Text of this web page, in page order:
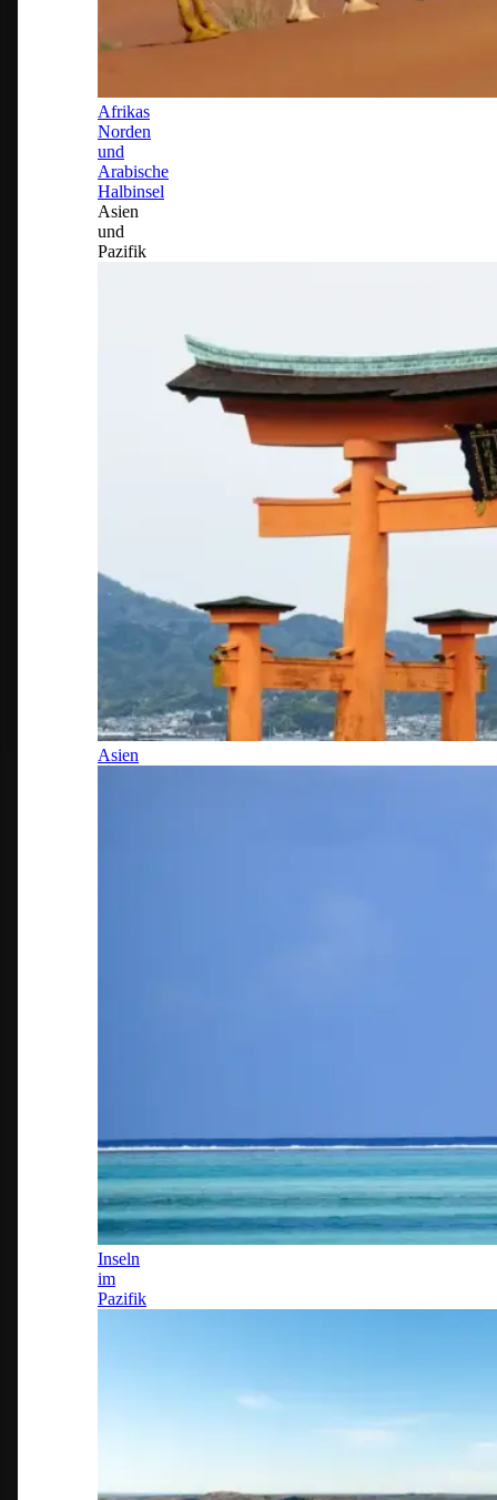
Afrikas
Norden
und
Arabische
Halbinsel
Asien
und
Pazifik
Asien
Inseln
im
Pazifik